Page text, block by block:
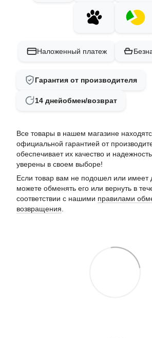
Наложенный платеж
Гарантия от производителя
14 днейобмен/возврат
Все товары в нашем магазине
официальной гарантией от
обеспечивает их качество и
уверены в своем выборе!
Если товар вам не подошел или имеет
можете обменять его или вернуть в
соответствии с нашими правилами
возвращения